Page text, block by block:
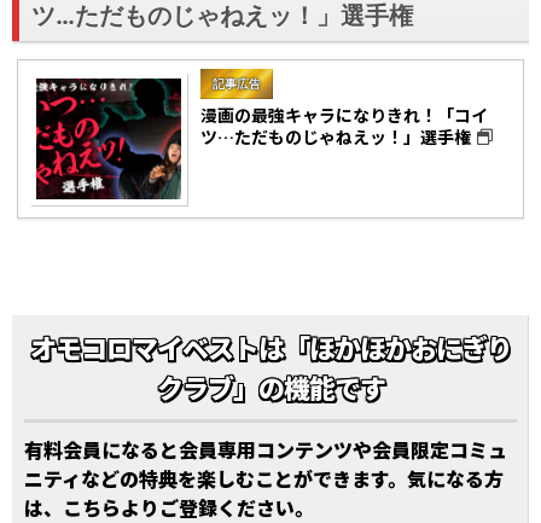
ツ…ただものじゃねえッ！」選手権
記事広告
漫画の最強キャラになりきれ！「コイ
ツ…ただものじゃねえッ！」選手権
オモコロマイベストは「ほかほかおにぎり
クラブ」の機能です
有料会員になると会員専用コンテンツや会員限定コミュ
ニティなどの特典を楽しむことができます。気になる方
は、こちらよりご登録ください。